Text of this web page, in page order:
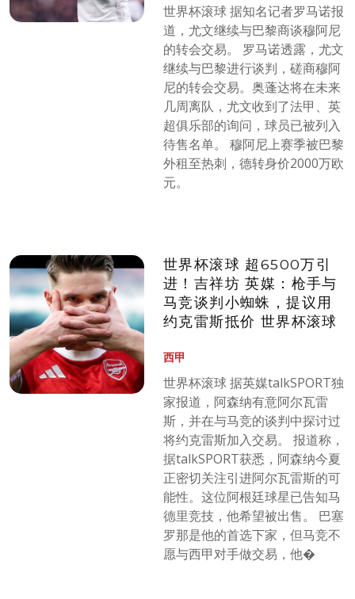
世界杯滚球 据知名记者罗马诺报
道，尤文继续与巴黎商谈穆阿尼
的转会交易。 罗马诺透露，尤文
继续与巴黎进行谈判，磋商穆阿
尼的转会交易。奥蓬达将在未来
几周离队，尤文收到了法甲、英
超俱乐部的询问，球员已被列入
待售名单。 穆阿尼上赛季被巴黎
外租至热刺，德转身价2000万欧
元。
世界杯滚球 超6500万引
进！吉祥坊 英媒：枪手与
马竞谈判小蜘蛛，提议用
约克雷斯抵价 世界杯滚球
西甲
世界杯滚球 据英媒talkSPORT独
家报道，阿森纳有意阿尔瓦雷
斯，并在与马竞的谈判中探讨过
将约克雷斯加入交易。 报道称，
据talkSPORT获悉，阿森纳今夏
正密切关注引进阿尔瓦雷斯的可
能性。这位阿根廷球星已告知马
德里竞技，他希望被出售。 巴塞
罗那是他的首选下家，但马竞不
愿与西甲对手做交易，他�